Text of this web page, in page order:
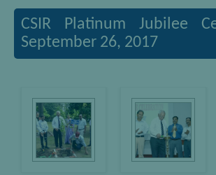
CSIR Platinum Jubilee
September 26, 2017